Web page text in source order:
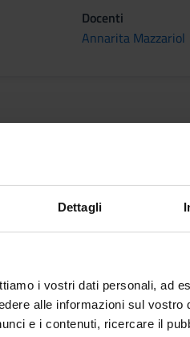
Dettagli
i vostri dati personali, ad
alle informazioni sul
e i contenuti, ricercare il
Docenti
Annarita Mazzariol
Sabine Huber